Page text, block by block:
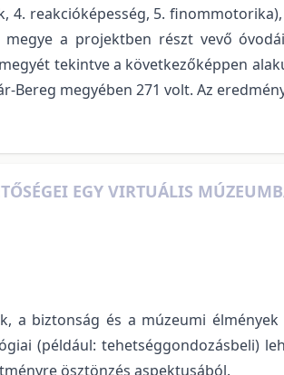
4. reakcióképesség, 5.
a projektben részt vevő
tekintve a következőképpen
Bereg megyében 271 volt. Az
EGY VIRTUÁLIS
a biztonság és a múzeumi
(például: tehetséggondozásbeli)
ösztönzés aspektusából.